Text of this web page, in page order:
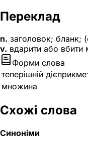
Переклад
n. заголовок; бланк;
v. вдарити або
Форми слова
теперішній
множина
Схожі слова
Синоніми